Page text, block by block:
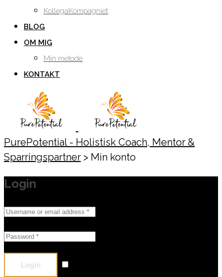
KollegaKompagniet
BLOG
OM MIG
Min metode
KONTAKT
PurePotential - Holistisk Coach, Mentor &
Sparringspartner > Min konto
Login